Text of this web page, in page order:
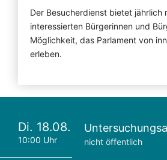
Der Besucherdienst bietet jährlich
interessierten Bürgerinnen und
Möglichkeit, das Parlament von
erleben.
Di. 18.08.
10:00 Uhr nicht öffentlich